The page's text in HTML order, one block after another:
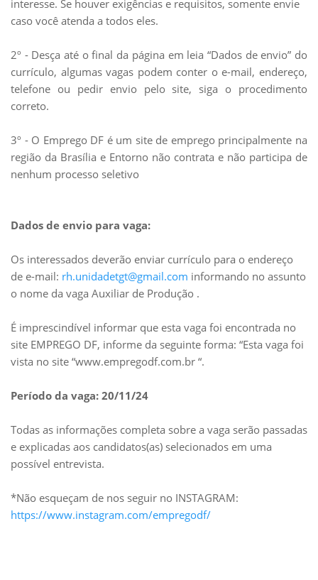
interesse. Se houver exigências e requisitos, somente envie
caso você atenda a todos eles.
2º - Desça até o final da página em leia “Dados de envio” do
currículo, algumas vagas podem conter o e-mail, endereço,
telefone ou pedir envio pelo site, siga o procedimento
correto.
3º - O Emprego DF é um site de emprego principalmente na
região da Brasília e Entorno não contrata e não participa de
nenhum processo seletivo
Dados de envio para vaga:
Os interessados deverão enviar currículo para o endereço
de e-mail: rh.unidadetgt@gmail.com informando no assunto
o nome da vaga Auxiliar de Produção .
É imprescindível informar que esta vaga foi encontrada no
site EMPREGO DF, informe da seguinte forma: “Esta vaga foi
vista no site “www.empregodf.com.br “.
Período da vaga: 20/11/24
Todas as informações completa sobre a vaga serão passadas
e explicadas aos candidatos(as) selecionados em uma
possível entrevista.
*Não esqueçam de nos seguir no INSTAGRAM:
https://www.instagram.com/empregodf/